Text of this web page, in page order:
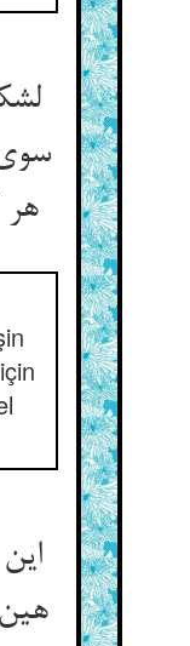
هر کسی حسن عمل‌‌